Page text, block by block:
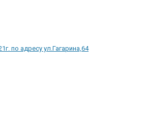
по адресу ул.Гагарина,64